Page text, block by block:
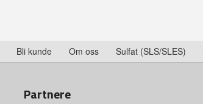
Bli kunde Om oss Sulfat (SLS/SLES)
Partnere